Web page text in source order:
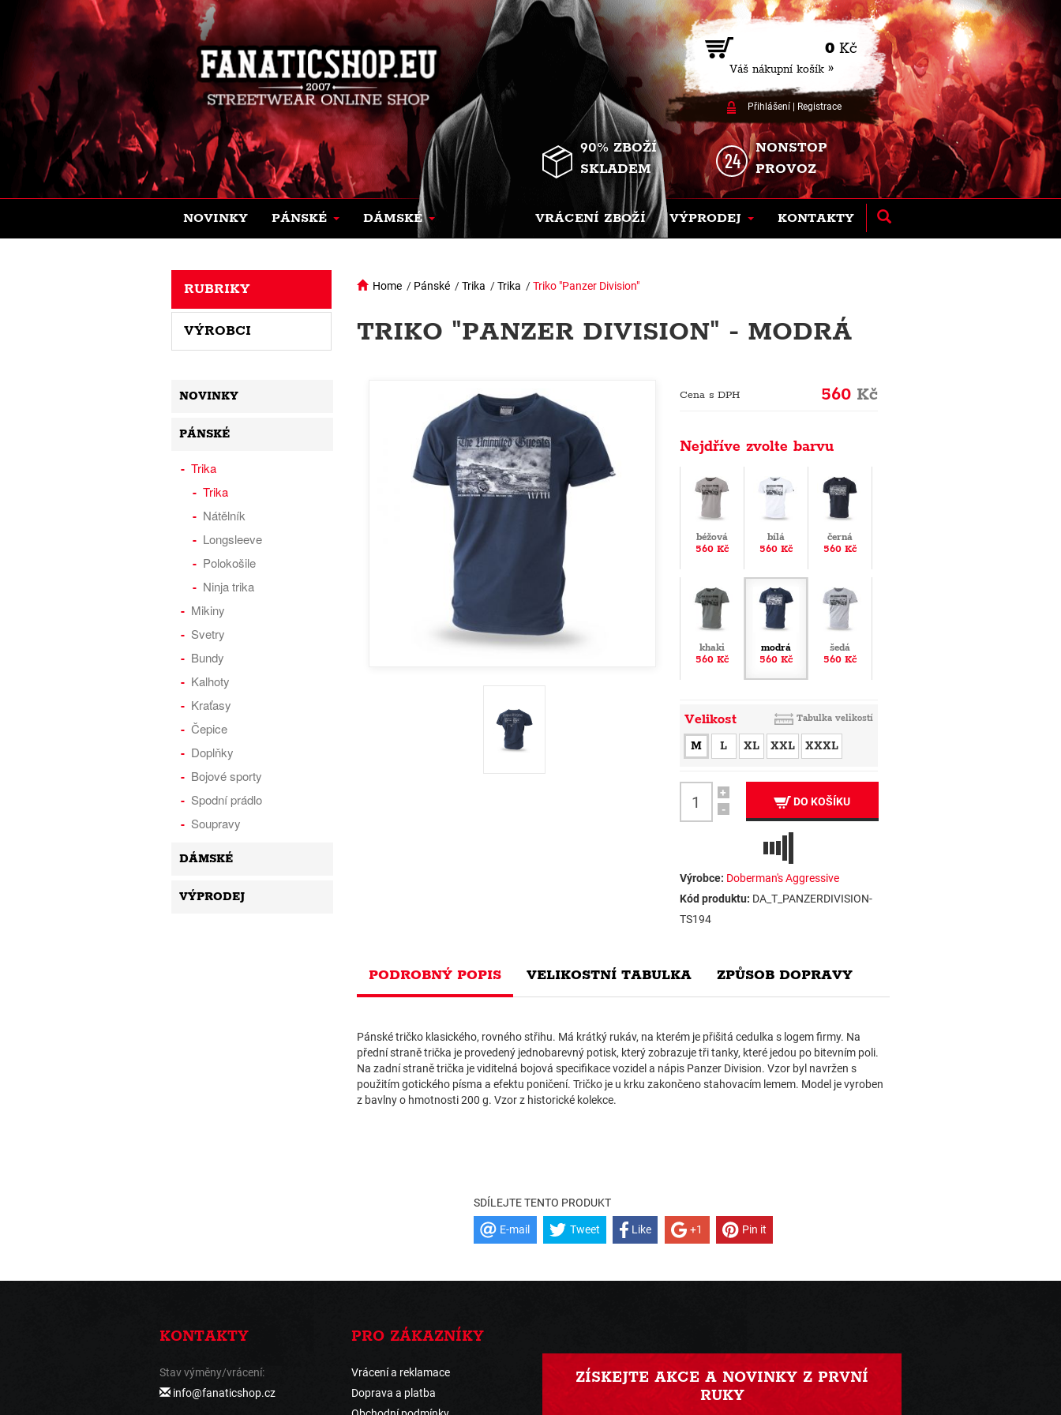
0 Kč
Váš nákupní košík »
Přihlášení| Registrace
90% ZBOŽÍ
SKLADEM
NONSTOP
PROVOZ
NOVINKY PÁNSKÉ DÁMSKÉ VRÁCENÍ ZBOŽÍ VÝPRODEJ KONTAKTY
Home / Pánské /Trika /Trika /Triko "Panzer Division"
TRIKO "PANZER DIVISION" - MODRÁ
Cena s DPH 560 Kč
Nejdříve zvolte barvu
béžová
560 Kč
bílá
560 Kč
černá
560 Kč
khaki
560 Kč
modrá
560 Kč
šedá
560 Kč
Velikost Tabulka velikostí
M L XL XXL XXXL
+
-
DO KOŠÍKU
Výrobce: Doberman's Aggressive
Kód produktu: DA_T_PANZERDIVISION-
TS194
PODROBNÝ POPIS VELIKOSTNÍ TABULKA ZPŮSOB DOPRAVY
Pánské tričko klasického, rovného střihu. Má krátký rukáv, na kterém je přišitá cedulka s logem firmy. Na
přední straně trička je provedený jednobarevný potisk, který zobrazuje tři tanky, které jedou po bitevním poli.
Na zadní straně trička je viditelná bojová specifikace vozidel a nápis Panzer Division. Vzor byl navržen s
použitím gotického písma a efektu poničení. Tričko je u krku zakončeno stahovacím lemem. Model je vyroben
z bavlny o hmotnosti 200 g. Vzor z historické kolekce.
SDÍLEJTE TENTO PRODUKT
E-mail Tweet Like +1 Pin it
RUBRIKY
VÝROBCI
NOVINKY
PÁNSKÉ
Trika
Trika
Nátělník
Longsleeve
Polokošile
Ninja trika
Mikiny
Svetry
Bundy
Kalhoty
Kraťasy
Čepice
Doplňky
Bojové sporty
Spodní prádlo
Soupravy
DÁMSKÉ
VÝPRODEJ
KONTAKTY
Stav výměny/vrácení:
info@fanaticshop.cz
PRO ZÁKAZNÍKY
Vrácení a reklamace
Doprava a platba
ZÍSKEJTE AKCE A NOVINKY Z PRVNÍ
RUKY